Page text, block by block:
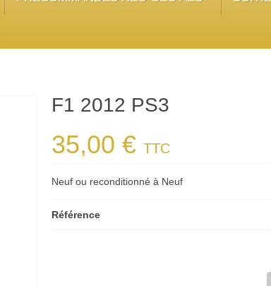
F1 2012 PS3
35,00 €TTC
Neuf ou reconditionné à Neuf
Référence